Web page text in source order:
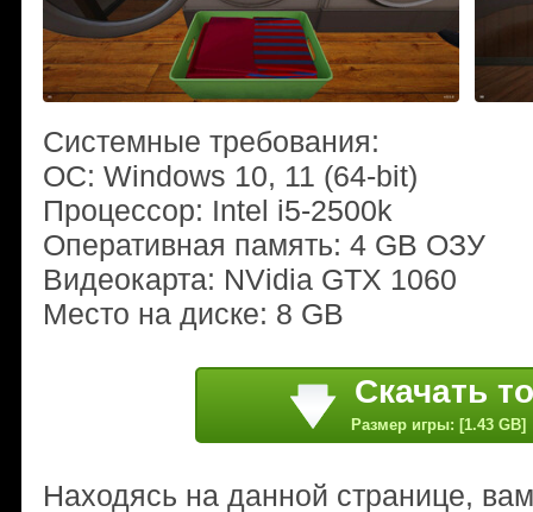
Системные требования:
ОС: Windows 10, 11 (64-bit)
Процессор: Intel i5-2500k
Оперативная память: 4 GB ОЗУ
Видеокарта: NVidia GTX 1060
Место на диске: 8 GB
Скачать
Размер игры: [1.43 GB]
Находясь на данной странице,